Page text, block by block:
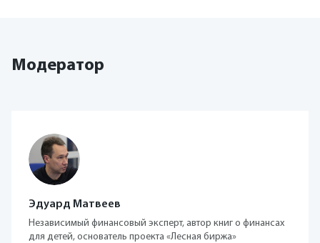
Модератор
Эдуард Матвеев
Независимый финансовый эксперт, автор книг о финансах
для детей, основатель проекта «Лесная биржа»